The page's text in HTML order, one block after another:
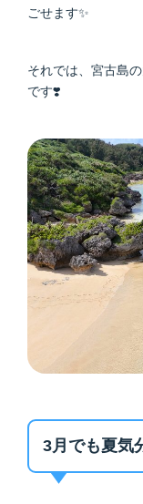
ごせます✨
それでは、宮古島
です❣️
3月でも夏気